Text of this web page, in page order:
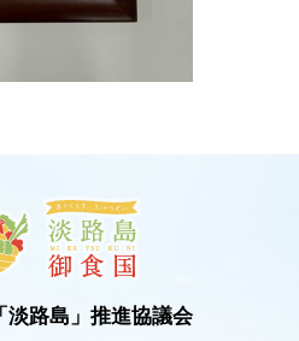
淡路島」推進協議会